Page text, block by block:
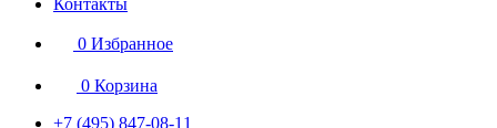
Контакты
0 Избранное
0 Корзина
+7 (495) 847-08-11